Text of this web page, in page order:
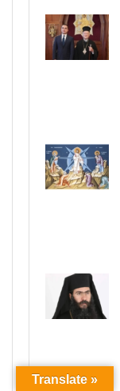
Translate »